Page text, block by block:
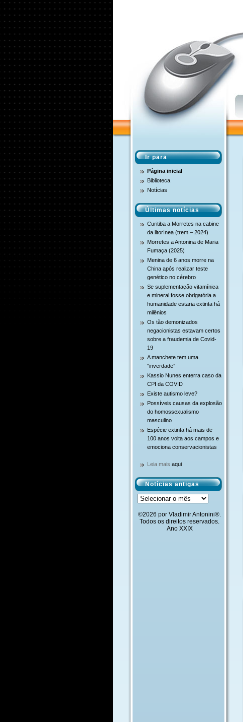
Ir para
Página inicial
Biblioteca
Notícias
Últimas notícias
Curitiba a Morretes na cabine
da litorínea (trem – 2024)
Morretes a Antonina de Maria
Fumaça (2025)
Menina de 6 anos morre na
China após realizar teste
genético no cérebro
Se suplementação vitamínica
e mineral fosse obrigatória a
humanidade estaria extinta há
milênios
Os tão demonizados
negacionistas estavam certos
sobre a fraudemia de Covid-
19
A manchete tem uma
“inverdade”
Kassio Nunes enterra caso da
CPI da COVID
Existe autismo leve?
Possíveis causas da explosão
do homossexualismo
masculino
Espécie extinta há mais de
100 anos volta aos campos e
emociona conservacionistas
Leia mais aqui
Notícias antigas
Notícias
antigas
©2026 por Vladimir Antonini®.
Todos os direitos reservados.
Ano XXIX